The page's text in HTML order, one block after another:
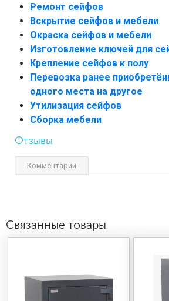
Ремонт сейфов
Вскрытие сейфов и мебели
Окраска сейфов и мебели
Изготовление ключей для
Крепление сейфов к полу
Перевозка ранее
одного места на другое
Утилизация сейфов
Сборка мебели
Отзывы
Комментарии
Связанные товары